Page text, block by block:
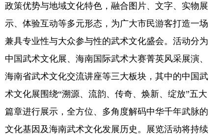
政策优势与地域文化特色，融合图片、文字、实物展
示、体验互动等多元形态，为广大市民游客打造一场
兼具专业性与大众参与性的武术文化盛会。活动分为
中国武术文化展、海南国际武术大赛菁英风采展演、
海南省武术文化交流讲座等三大板块，其中的中国武
术文化展围绕“溯源、流韵、传奇、焕新、绽放”五大
篇章进行展示，全方位、多角度解码中华千年武脉的
文化基因及海南武术文化发展历史。展览活动将持续